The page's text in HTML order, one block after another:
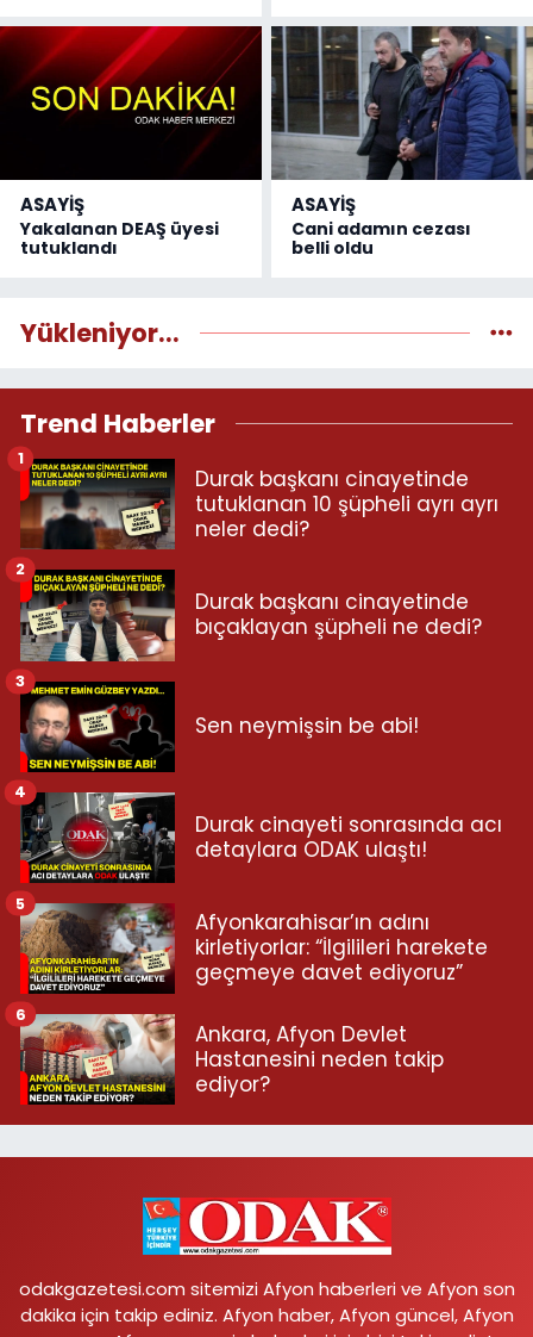
ASAYİŞ
Yakalanan DEAŞ üyesi
tutuklandı
ASAYİŞ
Cani adamın cezası
belli oldu
Yükleniyor...
Trend Haberler
Durak başkanı cinayetinde
tutuklanan 10 şüpheli ayrı ayrı
neler dedi?
1
Durak başkanı cinayetinde
bıçaklayan şüpheli ne dedi?
2
Sen neymişsin be abi!
3
Durak cinayeti sonrasında acı
detaylara ODAK ulaştı!
4
Afyonkarahisar’ın adını
kirletiyorlar: “İlgilileri harekete
geçmeye davet ediyoruz”
5
Ankara, Afyon Devlet
Hastanesini neden takip
ediyor?
6
odakgazetesi.com sitemizi Afyon haberleri ve Afyon son
dakika için takip ediniz. Afyon haber, Afyon güncel, Afyon